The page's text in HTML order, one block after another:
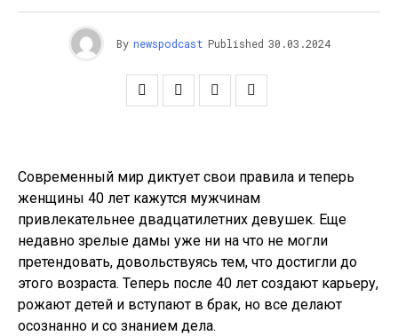
By newspodcast Published 30.03.2024
Современный мир диктует свои правила и теперь
женщины 40 лет кажутся мужчинам
привлекательнее двадцатилетних девушек. Еще
недавно зрелые дамы уже ни на что не могли
претендовать, довольствуясь тем, что достигли до
этого возраста. Теперь после 40 лет создают карьеру,
рожают детей и вступают в брак, но все делают
осознанно и со знанием дела.